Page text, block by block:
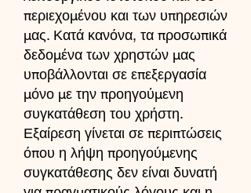
περιεχομένου και των υπηρεσιών
μας. Κατά κανόνα, τα προσωπικά
δεδομένα των χρηστών μας
υποβάλλονται σε επεξεργασία
μόνο με την προηγούμενη
συγκατάθεση του χρήστη.
Εξαίρεση γίνεται σε περιπτώσεις
όπου η λήψη προηγούμενης
συγκατάθεσης δεν είναι δυνατή